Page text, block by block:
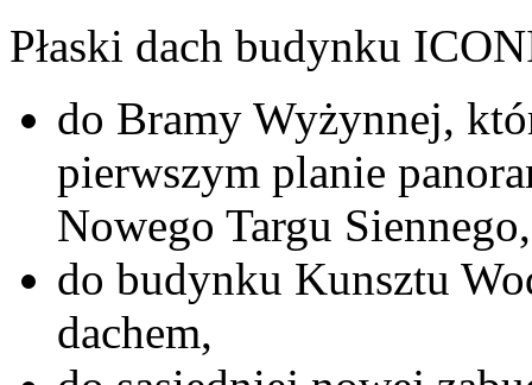
Płaski dach budynku
do Bramy Wyżynnej,
pierwszym planie
Nowego Targu Siennego,
do budynku Kunsztu
dachem,